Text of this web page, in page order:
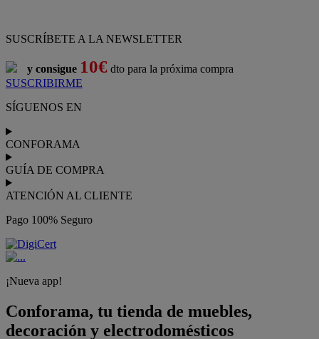
SUSCRÍBETE A LA NEWSLETTER
y consigue 10€ dto para la próxima compra
SUSCRIBIRME
SÍGUENOS EN
CONFORAMA
GUÍA DE COMPRA
ATENCIÓN AL CLIENTE
Pago 100% Seguro
¡Nueva app!
Conforama, tu tienda de muebles,
decoración y electrodomésticos